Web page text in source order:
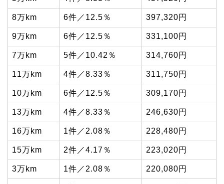
8万km 6件／12.5％ 397,320円
9万km 6件／12.5％ 331,100円
7万km 5件／10.42％ 314,760円
11万km 4件／8.33％ 311,750円
10万km 6件／12.5％ 309,170円
13万km 4件／8.33％ 246,630円
16万km 1件／2.08％ 228,480円
15万km 2件／4.17％ 223,020円
3万km 1件／2.08％ 220,080円